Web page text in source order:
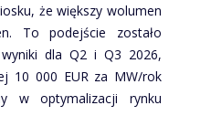
że większy wolumen
To podejście zostało
dla Q2 i Q3 2026,
10 000 EUR za MW/rok
w optymalizacji rynku